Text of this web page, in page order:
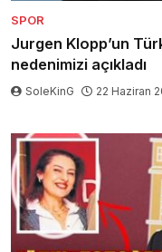
SPOR
Jurgen Klopp’un
nedenimizi açıkladı
SoleKinG 22 Haziran